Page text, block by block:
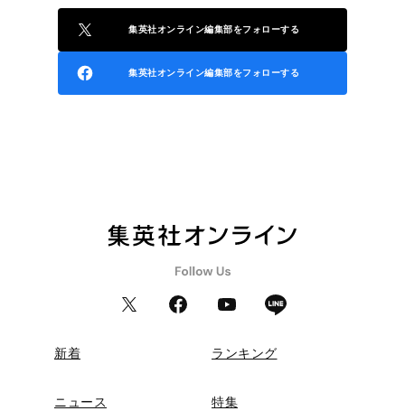
集英社オンライン編集部をフォローする
集英社オンライン編集部をフォローする
新着 ランキング
ニュース 特集